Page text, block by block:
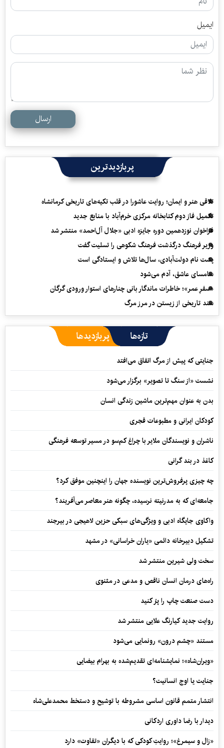
ایمیل
ارسال
پربازدیدترین
تلاقی هنر و ایمان؛ روایت عاشورا در قلب تکیه‌های تاریخی کرمانشاه
تکمیل فاز دوم کتابخانه مرکزی خرم‌آباد با منابع جدید
فراخوان نوزدهمین دوره جایزه ادبی «جلال آل‌احمد» منتشر شد
وزیر فرهنگ درگذشت فرهنگ شکوهی را تسلیت گفت
پشت نام دولت‌آبادی، سال‌ها تلاش و ایستادگی است
سامسای عاشق، آدم می‌شود
«سفرِ عمر»؛ خاطرات ماندگار بانی چنارهای استوار ورودی گرگان
سند تاریخی از زیستن در مرز مرگ
تازه‌ها پربازدیدها
جنایتی که پیش از مرگ اتفاق می‌افتد
نشست «از سنگ تا تصویر» برگزار می‌شود
بدن به عنوان مهم‌ترین ماشین زندگی انسان
کودکان ایرانی و مطبوعات قجری
ناشران و نویسندگان ملایر با چراغ کم‌سو در مسیر توسعه فرهنگی
کاغذ در بند گرانی
چه چیزی پرفروش‌ترین نویسنده جهان را اینچنین موفق کرد؟
جامعه‌ای که به مدرنیته نرسیده، چگونه هنر معاصر می‌آفریند؟
واکاوی جایگاه ادبی و ویژگی‌های سبکی حزین لاهیجی در بیرجند
تشکیل دبیرخانه دائمی «یاران خراسانی» در مشهد
سخت ولی شیرین منتشر شد
راه‌های درمان انسان ناقص و مدعی در مثنوی
دست صنعت چاپ را پرُ کنید
روایت جدید کیارنگ علایی منتشر شد
مستند «چشم درون» رونمایی می‌شود
«ویران‌شاه»؛ نمایشنامه‌ای تقدیم‌شده به بهرام بیضایی
جنایت یا اوج انسانیت؟
انتشار متمم قانون اساسی مشروطه با توشیح و دستخط محمدعلی‌شاه
دیدار با رضا داوری اردکانی
«زال و سیمرغ»؛ روایتِ کودکی که با دیگران «تفاوت» دارد